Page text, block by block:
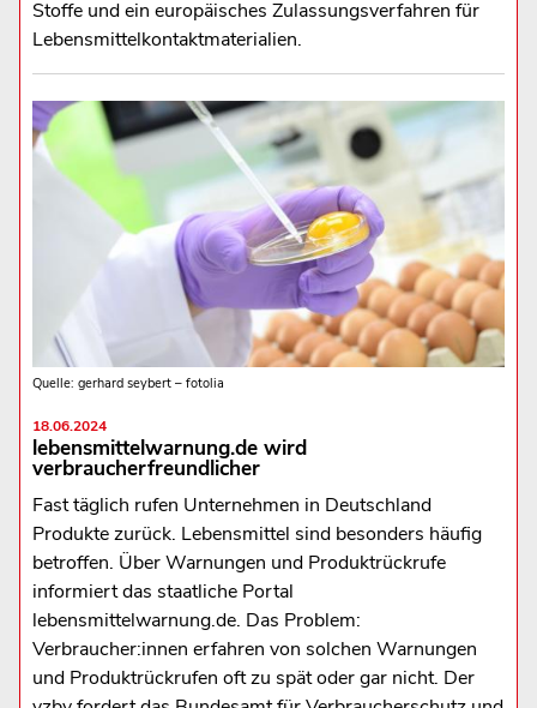
Stoffe und ein europäisches Zulassungsverfahren für
Lebensmittelkontaktmaterialien.
Quelle: gerhard seybert – fotolia
18.06.2024
lebensmittelwarnung.de wird
verbraucherfreundlicher
Fast täglich rufen Unternehmen in Deutschland
Produkte zurück. Lebensmittel sind besonders häufig
betroffen. Über Warnungen und Produktrückrufe
informiert das staatliche Portal
lebensmittelwarnung.de. Das Problem:
Verbraucher:innen erfahren von solchen Warnungen
und Produktrückrufen oft zu spät oder gar nicht. Der